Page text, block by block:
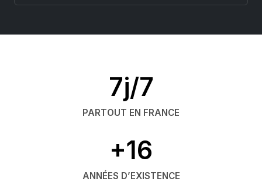
7j/7
PARTOUT EN FRANCE
+16
ANNÉES D’EXISTENCE